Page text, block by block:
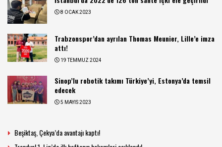
8 OCAK 2023
Trabzonspor’dan ayrılan Thomas Meunier, Lille’e imza
attı!
19 TEMMUZ 2024
Sinop’lu robotik takımı Türkiye’yi, Estonya’da temsil
edecek
5 MAYIS 2023
Beşiktaş, Çekya’da avantajı kaptı!